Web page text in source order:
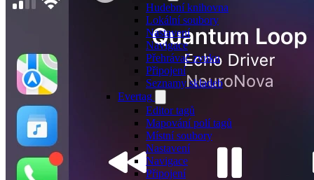
Hudební knihovna
Lokální soubory
Nastavení
Navigace
Přehrávač zvuku
Připojení
Seznamy skladeb
Evertag
Editor tagů
Mapování polí tagů
Místní soubory
Nastavení
Navigace
Připojení